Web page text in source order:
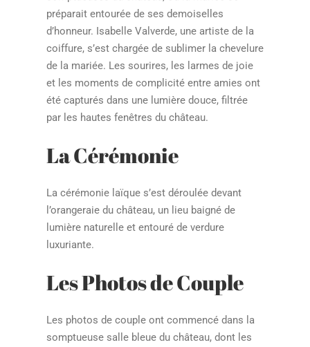
préparait entourée de ses demoiselles
d’honneur. Isabelle Valverde, une artiste de la
coiffure, s’est chargée de sublimer la chevelure
de la mariée. Les sourires, les larmes de joie
et les moments de complicité entre amies ont
été capturés dans une lumière douce, filtrée
par les hautes fenêtres du château.
La Cérémonie
La cérémonie laïque s’est déroulée devant
l’orangeraie du château, un lieu baigné de
lumière naturelle et entouré de verdure
luxuriante.
Les Photos de Couple
Les photos de couple ont commencé dans la
somptueuse salle bleue du château, dont les